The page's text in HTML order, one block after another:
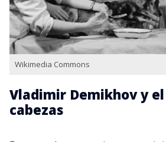
Wikimedia Commons
Vladimir Demikhov y
cabezas